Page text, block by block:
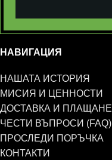
НАВИГАЦИЯ
НАШАТА ИСТОРИЯ
МИСИЯ И ЦЕННОСТИ
ДОСТАВКА И ПЛАЩАНЕ
ЧЕСТИ ВЪПРОСИ (FAQ)
ПРОСЛЕДИ ПОРЪЧКА
КОНТАКТИ